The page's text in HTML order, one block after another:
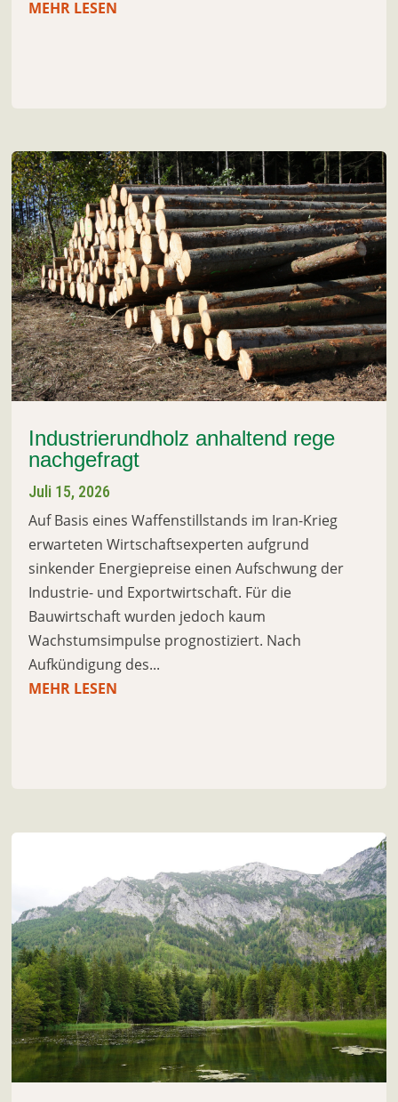
MEHR LESEN
Industrierundholz anhaltend rege
nachgefragt
Juli 15, 2026
Auf Basis eines Waffenstillstands im Iran-Krieg
erwarteten Wirtschaftsexperten aufgrund
sinkender Energiepreise einen Aufschwung der
Industrie- und Exportwirtschaft. Für die
Bauwirtschaft wurden jedoch kaum
Wachstumsimpulse prognostiziert. Nach
Aufkündigung des...
MEHR LESEN